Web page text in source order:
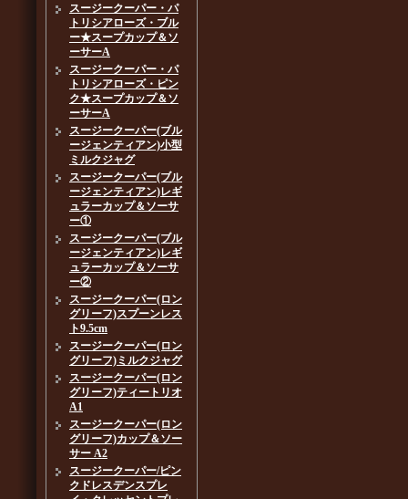
スージークーパー・パ
トリシアローズ・ブル
ー★スープカップ＆ソ
ーサーA
スージークーパー・パ
トリシアローズ・ピン
ク★スープカップ＆ソ
ーサーA
スージークーパー(ブル
ージェンティアン)小型
ミルクジャグ
スージークーパー(ブル
ージェンティアン)レギ
ュラーカップ＆ソーサ
ー①
スージークーパー(ブル
ージェンティアン)レギ
ュラーカップ＆ソーサ
ー②
スージークーパー(ロン
グリーフ)スプーンレス
ト9.5cm
スージークーパー(ロン
グリーフ)ミルクジャグ
スージークーパー(ロン
グリーフ)ティートリオ
A1
スージークーパー(ロン
グリーフ)カップ＆ソー
サー A2
スージークーパー/ピン
クドレスデンスプレ